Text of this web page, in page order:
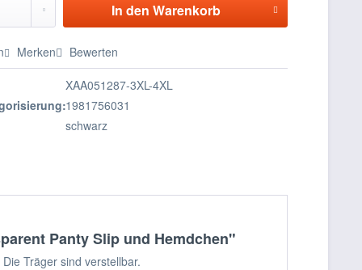
In den Warenkorb
Merken Bewerten
XAA051287-3XL-4XL
1981756031
schwarz
Panty Slip und Hemdchen"
Träger sind verstellbar.